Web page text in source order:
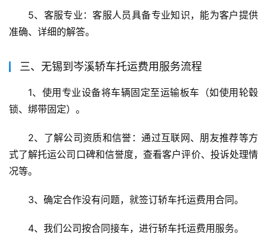
5、客服专业：客服人员具备专业知识，能为客户提供
准确、详细的解答。
三、无锡到岑溪轿车托运费用服务流程
1、使用专业设备将车辆固定至运输板车（如使用轮毂
锁、绑带固定）。
2、了解公司资质和信誉：通过互联网、朋友推荐等方
式了解托运公司口碑和信誉度，查看客户评价、投诉处理情
况等。
3、确定合作没有问题，就签订轿车托运费用合同。
4、我们公司按合同接车，进行轿车托运费用服务。